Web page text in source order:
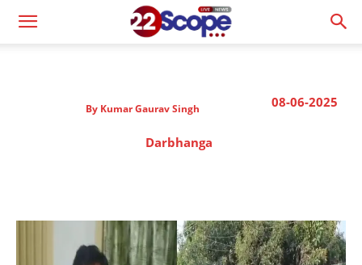
08-06-2025
By Kumar Gaurav Singh
Darbhanga